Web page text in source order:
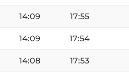
14:09 17:55
14:09 17:54
14:08 17:53